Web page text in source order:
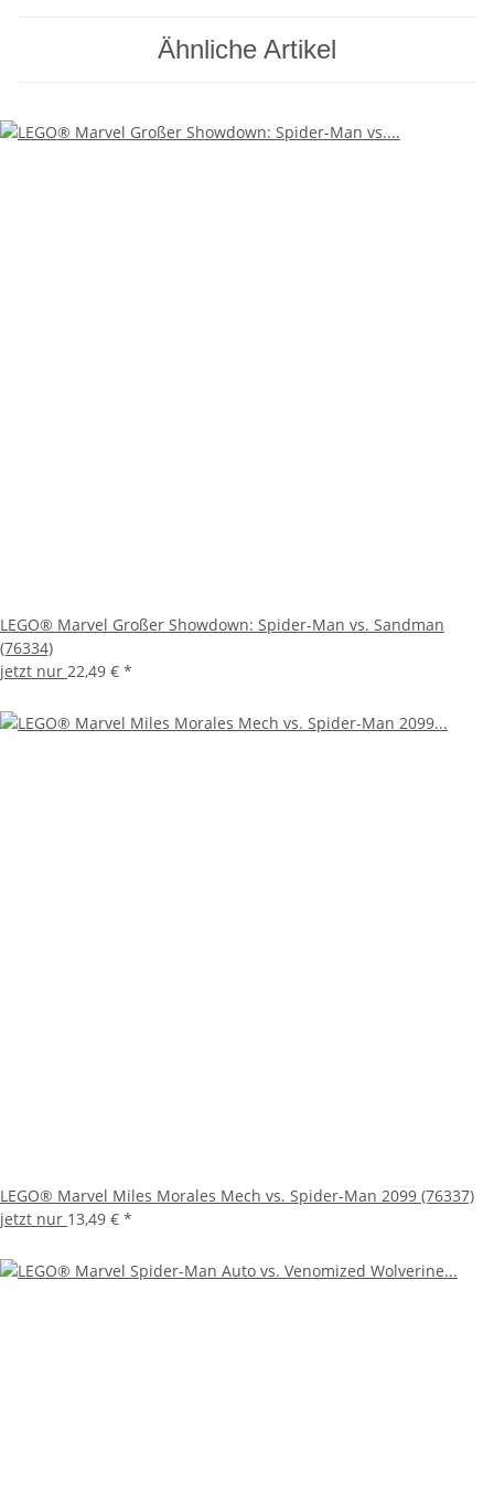
Ähnliche Artikel
LEGO® Marvel Großer Showdown: Spider-Man vs. Sandman
(76334)
jetzt nur 22,49 € *
LEGO® Marvel Miles Morales Mech vs. Spider-Man 2099 (76337)
jetzt nur 13,49 € *